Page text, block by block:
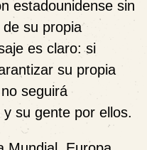
estadounidense sin
su propia
es claro: si
su propia
seguirá
su gente por ellos.